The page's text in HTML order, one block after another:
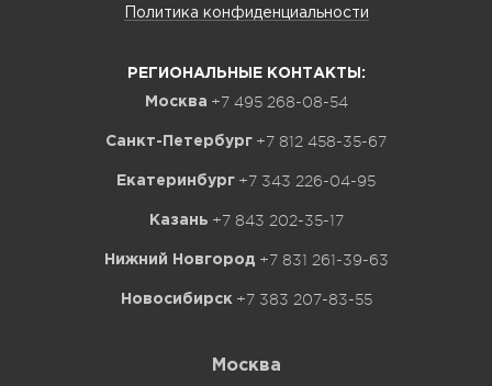
Политика конфиденциальности
РЕГИОНАЛЬНЫЕ КОНТАКТЫ:
Москва +7 495 268-08-54
Санкт-Петербург +7 812 458-35-67
Екатеринбург +7 343 226-04-95
Казань +7 843 202-35-17
Нижний Новгород +7 831 261-39-63
Новосибирск +7 383 207-83-55
Москва